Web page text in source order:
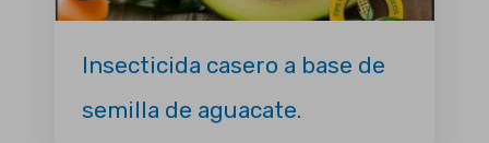
Insecticida casero a base de
semilla de aguacate.